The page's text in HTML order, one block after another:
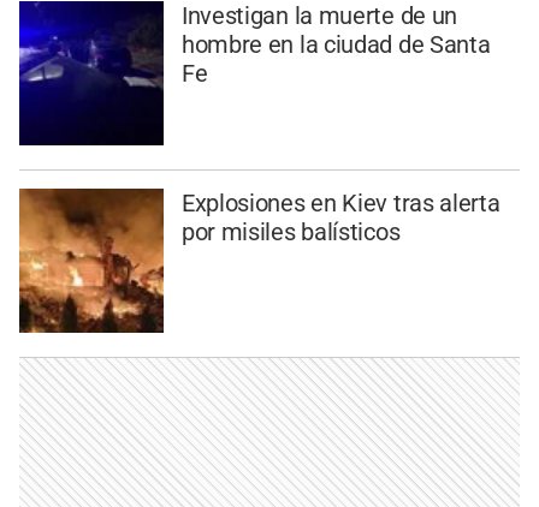
Investigan la muerte de un
hombre en la ciudad de Santa
Fe
Explosiones en Kiev tras alerta
por misiles balísticos